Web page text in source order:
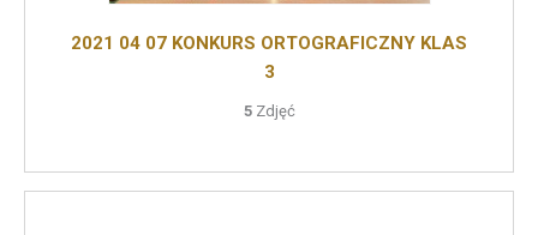
2021 04 07 KONKURS ORTOGRAFICZNY KLAS
3
5Zdjęć